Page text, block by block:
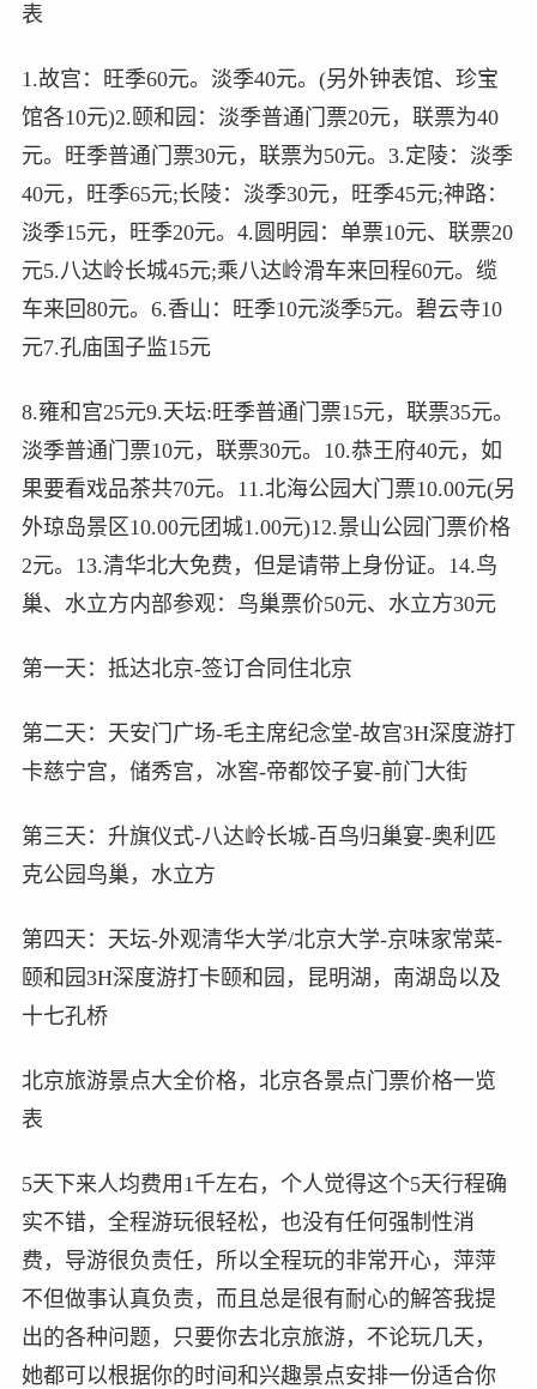
表
1.故宫：旺季60元。淡季40元。(另外钟表馆、珍宝
馆各10元)2.颐和园：淡季普通门票20元，联票为40
元。旺季普通门票30元，联票为50元。3.定陵：淡季
40元，旺季65元;长陵：淡季30元，旺季45元;神路：
淡季15元，旺季20元。4.圆明园：单票10元、联票20
元5.八达岭长城45元;乘八达岭滑车来回程60元。缆
车来回80元。6.香山：旺季10元淡季5元。碧云寺10
元7.孔庙国子监15元
8.雍和宫25元9.天坛:旺季普通门票15元，联票35元。
淡季普通门票10元，联票30元。10.恭王府40元，如
果要看戏品茶共70元。11.北海公园大门票10.00元(另
外琼岛景区10.00元团城1.00元)12.景山公园门票价格
2元。13.清华北大免费，但是请带上身份证。14.鸟
巢、水立方内部参观：鸟巢票价50元、水立方30元
第一天：抵达北京-签订合同住北京
第二天：天安门广场-毛主席纪念堂-故宫3H深度游打
卡慈宁宫，储秀宫，冰窖-帝都饺子宴-前门大街
第三天：升旗仪式-八达岭长城-百鸟归巢宴-奥利匹
克公园鸟巢，水立方
第四天：天坛-外观清华大学/北京大学-京味家常菜-
颐和园3H深度游打卡颐和园，昆明湖，南湖岛以及
十七孔桥
北京旅游景点大全价格，北京各景点门票价格一览
表
5天下来人均费用1千左右，个人觉得这个5天行程确
实不错，全程游玩很轻松，也没有任何强制性消
费，导游很负责任，所以全程玩的非常开心，萍萍
不但做事认真负责，而且总是很有耐心的解答我提
出的各种问题，只要你去北京旅游，不论玩几天，
她都可以根据你的时间和兴趣景点安排一份适合你